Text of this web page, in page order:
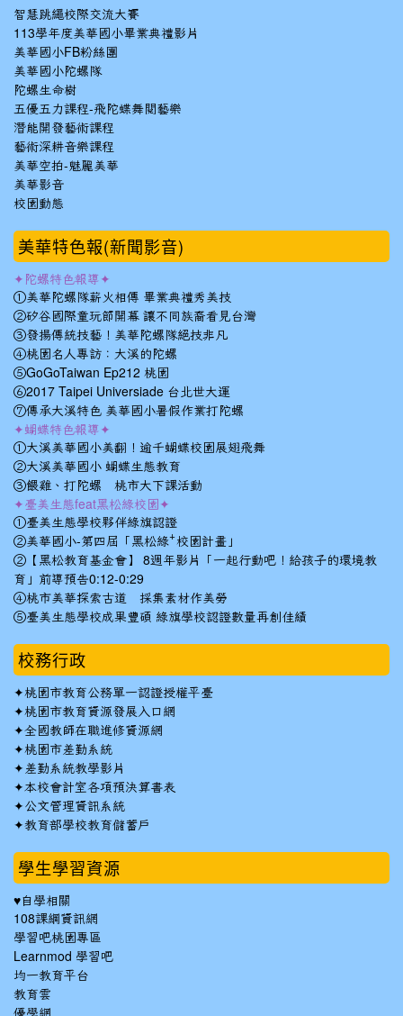
智慧跳繩校際交流大賽
113學年度美華國小畢業典禮影片
美華國小FB粉絲團
美華國小陀螺隊
陀螺生命樹
五優五力課程-飛陀蝶舞閱藝樂
潛能開發藝術課程
藝術深耕音樂課程
美華空拍-魅麗美華
美華影音
校園動態
美華特色報(新聞影音)
✦陀螺特色報導✦
①美華陀螺隊薪火相傳 畢業典禮秀美技
②矽谷國際童玩節開幕 讓不同族裔看見台灣
③發揚傳統技藝！美華陀螺隊絕技非凡
④桃園名人專訪：大溪的陀螺
⑤GoGoTaiwan Ep212 桃園
⑥2017 Taipei Universiade 台北世大運
⑦傳承大溪特色 美華國小暑假作業打陀螺
✦蝴蝶特色報導✦
①大溪美華國小美翻！逾千蝴蝶校園展翅飛舞
②大溪美華國小 蝴蝶生態教育
③餵雞、打陀螺 桃市大下課活動
✦臺美生態feat黑松綠校園✦
①臺美生態學校夥伴綠旗認證
②美華國小-第四屆「黑松綠⁺校園計畫」
②【黑松教育基金會】 8週年影片「一起行動吧！給孩子的環境教
育」前導預告0:12-0:29
④桃市美華探索古道 採集素材作美勞
⑤臺美生態學校成果豐碩 綠旗學校認證數量再創佳績
校務行政
✦桃園市教育公務單一認證授權平臺
✦桃園市教育資源發展入口網
✦全國教師在職進修資源網
✦桃園市差勤系統
✦ 差勤系統教學影片
✦本校會計室各項預決算書表
✦公文管理資訊系統
✦教育部學校教育儲蓄戶
學生學習資源
♥自學相關
108課綱資訊網
學習吧桃園專區
Learnmod 學習吧
均一教育平台
教育雲
優學網